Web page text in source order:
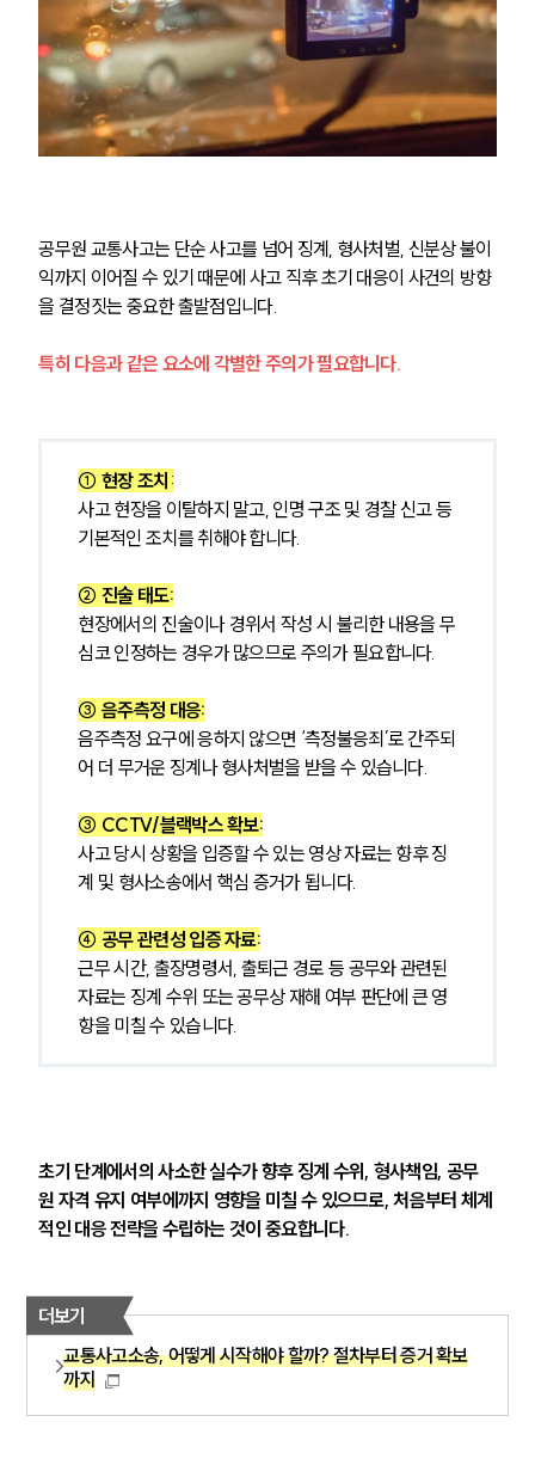
업무분야
음주교통사고대응부 업무
전체
음주운전·교통사고전문변호사추천
소식/자료
뉴스레터/브로슈어
세미나
대륜법률상담예약
공무원 교통사고는 단순 사고를 넘어 징계, 형사처벌, 신분상 불이
익까지 이어질 수 있기 때문에 사고 직후 초기 대응이 사건의 방향
을 결정짓는 중요한 출발점입니다.
특히 다음과 같은 요소에 각별한 주의가 필요합니다.
① 현장 조치 :
사고 현장을 이탈하지 말고, 인명 구조 및 경찰 신고 등
기본적인 조치를 취해야 합니다.
② 진술 태도:
현장에서의 진술이나 경위서 작성 시 불리한 내용을 무
심코 인정하는 경우가 많으므로 주의가 필요합니다.
③ 음주측정 대응:
음주측정 요구에 응하지 않으면 ‘측정불응죄’로 간주되
어 더 무거운 징계나 형사처벌을 받을 수 있습니다.
③ CCTV/블랙박스 확보:
사고 당시 상황을 입증할 수 있는 영상 자료는 향후 징
계 및 형사소송에서 핵심 증거가 됩니다.
④ 공무 관련성 입증 자료:
근무 시간, 출장명령서, 출퇴근 경로 등 공무와 관련된
자료는 징계 수위 또는 공무상 재해 여부 판단에 큰 영
향을 미칠 수 있습니다.
초기 단계에서의 사소한 실수가 향후 징계 수위, 형사책임, 공무
원 자격 유지 여부에까지 영향을 미칠 수 있으므로, 처음부터 체계
적인 대응 전략을 수립하는 것이 중요합니다.
더보기
교통사고소송, 어떻게 시작해야 할까? 절차부터 증거 확보
까지